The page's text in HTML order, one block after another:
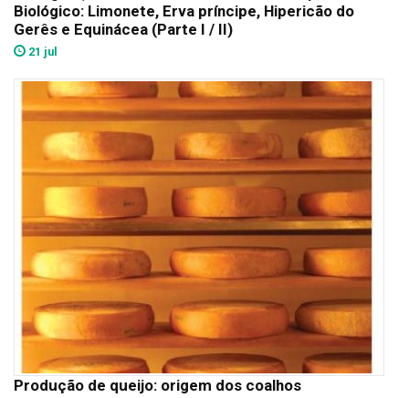
Biológico: Limonete, Erva príncipe, Hipericão do
Gerês e Equinácea (Parte I / II)
21 jul
Produção de queijo: origem dos coalhos